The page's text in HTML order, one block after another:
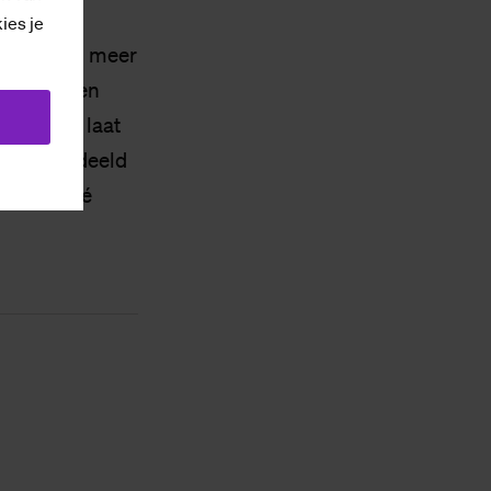
je
meer
een
komen laat
beoordeeld
cliché